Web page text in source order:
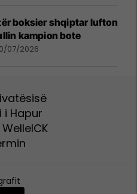
boksier shqiptar lufton
kampion bote
07/2026
i Hapur
ICK